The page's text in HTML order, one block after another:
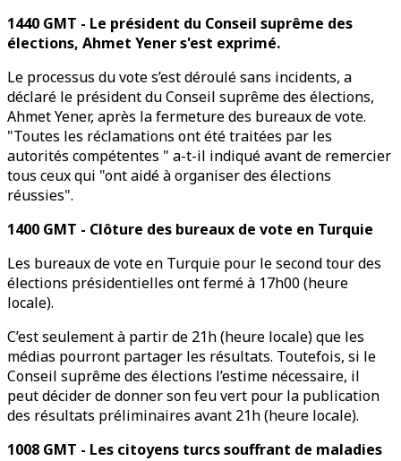
1440 GMT - Le président du Conseil suprême des
élections, Ahmet Yener s'est exprimé.
Le processus du vote s’est déroulé sans incidents, a
déclaré le président du Conseil suprême des élections,
Ahmet Yener, après la fermeture des bureaux de vote.
"Toutes les réclamations ont été traitées par les
autorités compétentes " a-t-il indiqué avant de remercier
tous ceux qui "ont aidé à organiser des élections
réussies".
1400 GMT - Clôture des bureaux de vote en Turquie
Les bureaux de vote en Turquie pour le second tour des
élections présidentielles ont fermé à 17h00 (heure
locale).
C’est seulement à partir de 21h (heure locale) que les
médias pourront partager les résultats. Toutefois, si le
Conseil suprême des élections l’estime nécessaire, il
peut décider de donner son feu vert pour la publication
des résultats préliminaires avant 21h (heure locale).
1008 GMT - Les citoyens turcs souffrant de maladies